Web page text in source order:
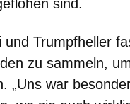
sind.
und Trumpfheller
zu sammeln,
„Uns war